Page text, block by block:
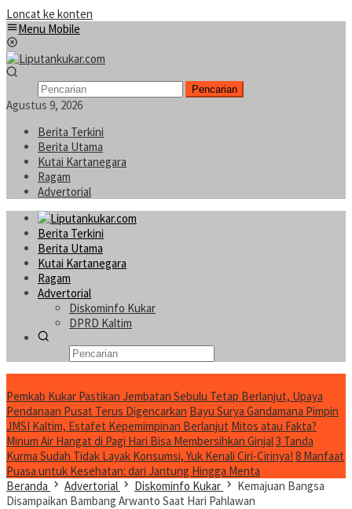
Loncat ke konten
Menu Mobile
Pencarian
Agustus 9, 2026
Berita Terkini
Berita Utama
Kutai Kartanegara
Ragam
Advertorial
Berita Terkini
Berita Utama
Kutai Kartanegara
Ragam
Advertorial
Diskominfo Kukar
DPRD Kaltim
Pemkab Kukar Pastikan Jembatan Sebulu Tetap Berlanjut, Upaya
Pendanaan Pusat Terus Digencarkan Bayu Surya Gandamana Pimpin
JMSI Kaltim, Estafet Kepemimpinan Berlanjut Mitos atau Fakta?
Minum Air Hangat di Pagi Hari Bisa Membersihkan Ginjal3 Tanda
Kurma Sudah Tidak Layak Konsumsi, Yuk Kenali Ciri-Cirinya! 8 Manfaat
Puasa untuk Kesehatan: dari Jantung Hingga Menta
Beranda
Advertorial Diskominfo Kukar
Kemajuan Bangsa
Disampaikan Bambang Arwanto Saat Hari Pahlawan